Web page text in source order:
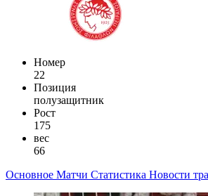
Номер
22
Позиция
полузащитник
Рост
175
вес
66
Основное Матчи Статистика Новости